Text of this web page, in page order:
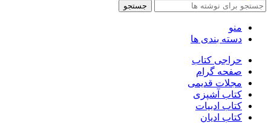
جستجو
منو
دسته بندی ها
حراجی کتاب
صفحه گرام
مجلات قدیمی
کتاب آشپزی
کتاب ادبیات
کتاب ادیان